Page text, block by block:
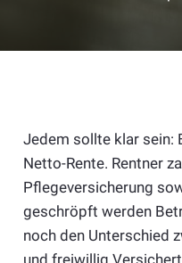
Jedem sollte klar sein:
Netto-Rente. Rentner
Pflegeversicherung
geschröpft werden
noch den Unterschied
und freiwillig